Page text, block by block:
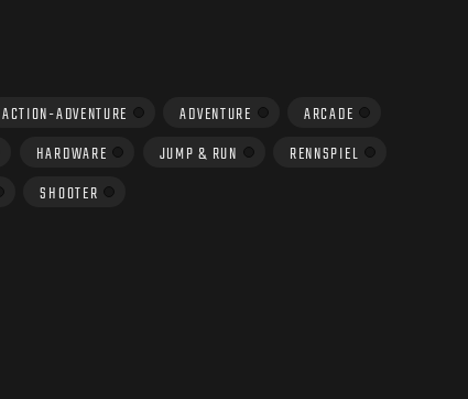
ACTION-ADVENTURE ADVENTURE
ARCADE
HARDWARE JUMP & RUN
RENNSPIEL
SHOOTER